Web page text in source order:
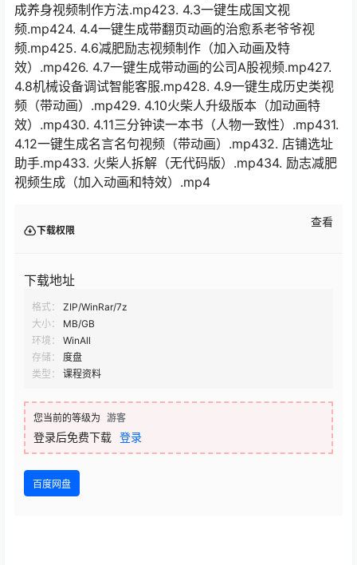
成养身视频制作方法.mp423. 4.3一键生成国文视
频.mp424. 4.4一键生成带翻页动画的治愈系老爷爷视
频.mp425. 4.6减肥励志视频制作（加入动画及特
效）.mp426. 4.7一键生成带动画的公司A股视频.mp427.
4.8机械设备调试智能客服.mp428. 4.9一键生成历史类视
频（带动画）.mp429. 4.10火柴人升级版本（加动画特
效）.mp430. 4.11三分钟读一本书（人物一致性）.mp431.
4.12一键生成名言名句视频（带动画）.mp432. 店铺选址
助手.mp433. 火柴人拆解（无代码版）.mp434. 励志减肥
视频生成（加入动画和特效）.mp4
下载权限
查看
下载地址
格式：
ZIP/WinRar/7z
大小：
MB/GB
环境：
WinAll
存储：
度盘
类型：
课程资料
您当前的等级为 游客
登录后免费下载 登录
百度网盘